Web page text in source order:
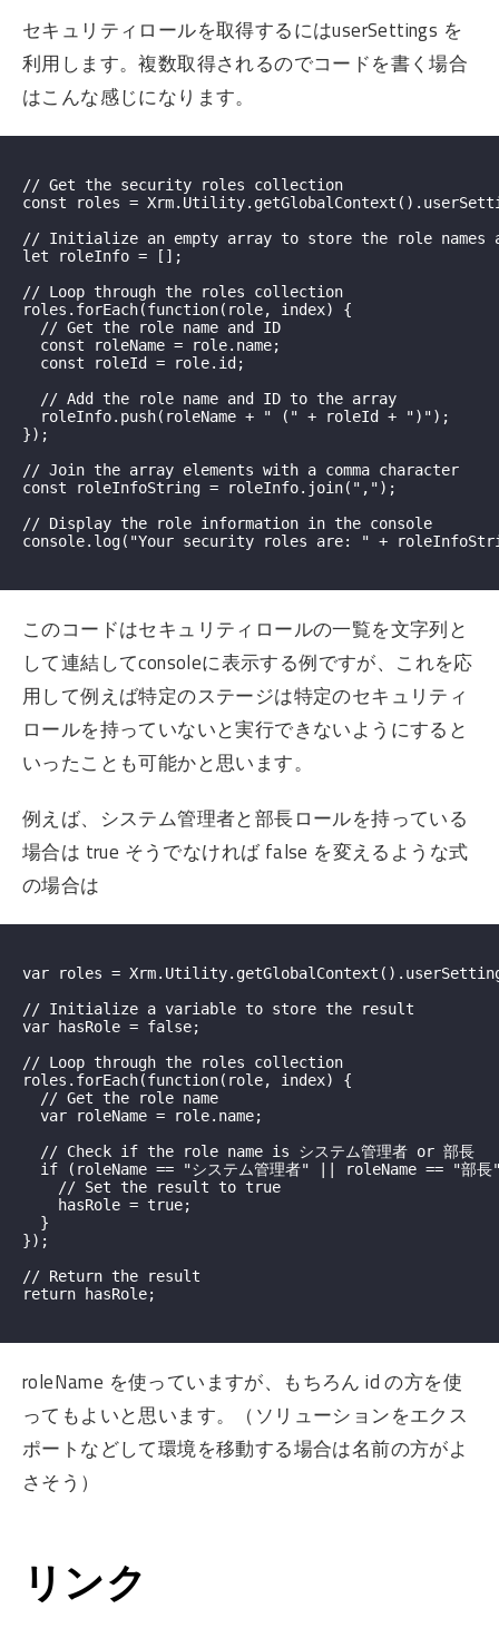
セキュリティロールを取得するにはuserSettings を
利用します。複数取得されるのでコードを書く場合
はこんな感じになります。
// Get the security roles collection
const roles =
// Initialize an empty array to store the role names
let roleInfo = [];
// Loop through the roles collection
roles.forEach(function(role, index) {
  // Get the role name and ID
  const roleName = role.name;
  const roleId = role.id;
  // Add the role name and ID to the array
  roleInfo.push(roleName + " (" + roleId + ")");
});
// Join the array elements with a comma character
const roleInfoString = roleInfo.join(",");
// Display the role information in the console
console.log("Your security roles are: " +
このコードはセキュリティロールの一覧を文字列と
して連結してconsoleに表示する例ですが、これを応
用して例えば特定のステージは特定のセキュリティ
ロールを持っていないと実行できないようにすると
いったことも可能かと思います。
例えば、システム管理者と部長ロールを持っている
場合は true そうでなければ false を変えるような式
の場合は
var roles =
// Initialize a variable to store the result
var hasRole = false;
// Loop through the roles collection
roles.forEach(function(role, index) {
  // Get the role name
  var roleName = role.name;
  // Check if the role name is システム管理者 or 部長
if (roleName == "システム管理者" || roleName == "部長
    // Set the result to true
    hasRole = true;
  }
});
// Return the result
return hasRole;
roleName を使っていますが、もちろん id の方を使
ってもよいと思います。（ソリューションをエクス
ポートなどして環境を移動する場合は名前の方がよ
さそう）
リンク